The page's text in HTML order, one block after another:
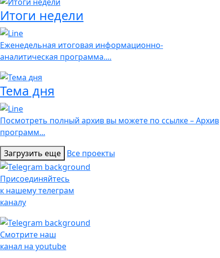
Итоги недели
Еженедельная итоговая информационно-
аналитическая программа....
Тема дня
Посмотреть полный архив вы можете по ссылке – Архив
программ...
Загрузить еще Все проекты
Присоединяйтесь
к нашему телеграм
каналу
Смотрите наш
канал на youtube